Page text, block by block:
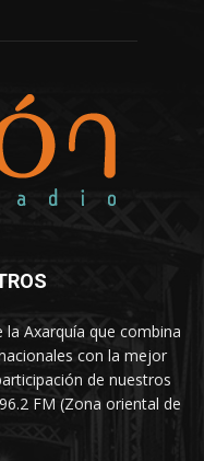
Axarquía que combina
con la mejor
de nuestros
FM (Zona oriental de